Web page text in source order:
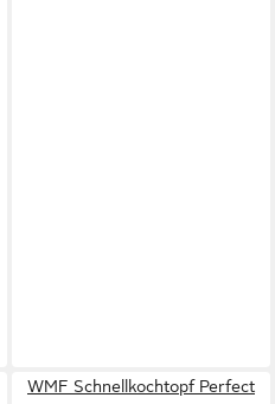
WMF Schnellkochtopf Perfect